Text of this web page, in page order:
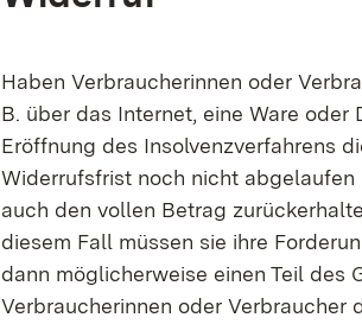
Haben Verbraucherinnen oder
B. über das Internet, eine Ware
Eröffnung des Insolvenzverfahrens
Widerrufsfrist noch nicht
auch den vollen Betrag
diesem Fall müssen sie ihre
dann möglicherweise einen Teil des
Verbraucherinnen oder Verbraucher